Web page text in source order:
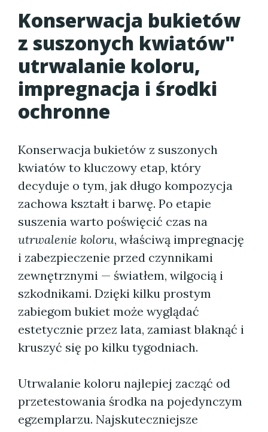
Konserwacja bukietów
z suszonych kwiatów"
utrwalanie koloru,
impregnacja i środki
ochronne
Konserwacja bukietów z suszonych
kwiatów to kluczowy etap, który
decyduje o tym, jak długo kompozycja
zachowa kształt i barwę. Po etapie
suszenia warto poświęcić czas na
utrwalenie koloru, właściwą impregnację
i zabezpieczenie przed czynnikami
zewnętrznymi — światłem, wilgocią i
szkodnikami. Dzięki kilku prostym
zabiegom bukiet może wyglądać
estetycznie przez lata, zamiast blaknąć i
kruszyć się po kilku tygodniach.
Utrwalanie koloru najlepiej zacząć od
przetestowania środka na pojedynczym
egzemplarzu. Najskuteczniejsze